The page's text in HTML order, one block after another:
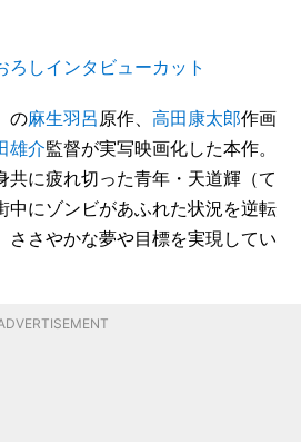
ろしインタビューカット
の麻生羽呂原作、 高田康太郎作画
雄介監督が実写映画化した本作。
共に疲れ切った青年・天道輝（て
中にゾンビがあふれた状況を逆転
ささやかな夢や目標を実現してい